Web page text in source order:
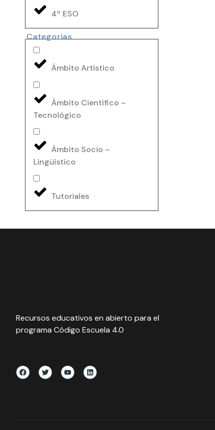
4º ESO
Categorias
Ámbito Artístico
Ámbito Científico –
Tecnológico
Ámbito Socio –
Lingüístico
Tutoriales
Recursos educativos en abierto para el
programa Código Escuela 4.0